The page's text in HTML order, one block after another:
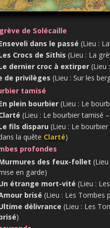
de Solécaille
dans le passé (Lieu :
Crocs de Sithis (Lieu : La
dernier croc à extirper(Lieu
de privilèges (Lieu : Sur les
tamisé
plein bourbier(Lieu : Le
(Lieu : Le bourbier tamisé
fils disparu (Lieu : Le
la quête Clarté)
profondes
des feux-follet
en garde)
étrange mort-vité (Lieu :
brisé (Lieu : Les Tombes
délivrance (Lieu : Les
)